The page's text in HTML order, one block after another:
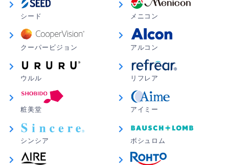
シード メニコン
クーパービジョン アルコン
ウルル リフレア
粧美堂 アイミー
シンシア ボシュロム